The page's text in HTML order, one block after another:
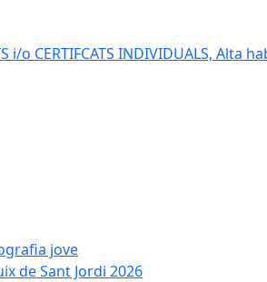
i/o CERTIFCATS INDIVIDUALS, Alta
jove
de Sant Jordi 2026